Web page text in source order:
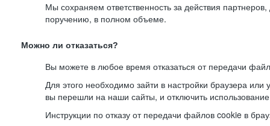
Мы сохраняем ответственность за действия
поручению, в полном объеме.
Можно ли отказаться?
Вы можете в любое время отказаться от передачи
Для этого необходимо зайти в настройки браузера или
вы перешли на наши сайты, и отключить
Инструкции по отказу от передачи файлов cookie в